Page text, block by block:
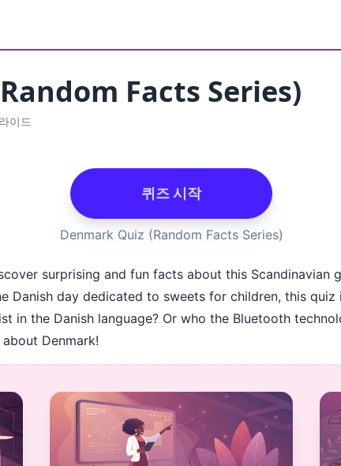
Facts Series)
이드
퀴즈 시작
Denmark Quiz (Random Facts Series)
surprising and fun facts about this Scandinavian
Danish day dedicated to sweets for children, this
in the Danish language? Or who the Bluetooth
Denmark!